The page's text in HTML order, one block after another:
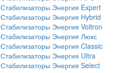
Стабилизаторы Энергия Expert
Стабилизаторы Энергия Hybrid
Стабилизаторы Энергия Voltron
Стабилизаторы Энергия Люкс
Стабилизаторы Энергия Classic
Стабилизаторы Энергия Ultra
Стабилизаторы Энергия Select